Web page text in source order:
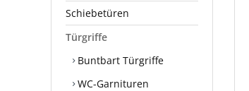
Schiebetüren
Türgriffe
Buntbart Türgriffe
WC-Garnituren